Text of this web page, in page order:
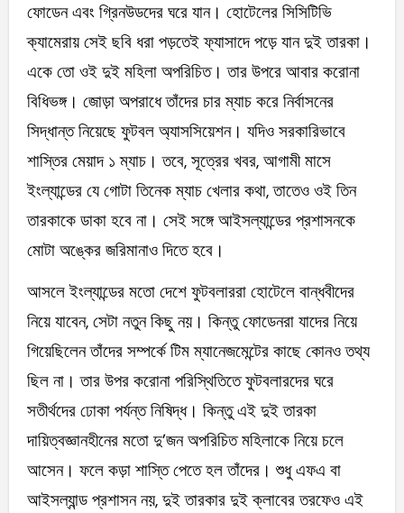
ফোডেন এবং গ্রিনউডদের ঘরে যান। হোটেলের সিসিটিভি
ক্যামেরায় সেই ছবি ধরা পড়তেই ফ্যাসাদে পড়ে যান দুই তারকা।
একে তো ওই দুই মহিলা অপরিচিত। তার উপরে আবার করোনা
বিধিভঙ্গ। জোড়া অপরাধে তাঁদের চার ম্যাচ করে নির্বাসনের
সিদ্ধান্ত নিয়েছে ফুটবল অ্যাসসিয়েশন। যদিও সরকারিভাবে
শাস্তির মেয়াদ ১ ম্যাচ। তবে, সূত্রের খবর, আগামী মাসে
ইংল্যান্ডের যে গোটা তিনেক ম্যাচ খেলার কথা, তাতেও ওই তিন
তারকাকে ডাকা হবে না। সেই সঙ্গে আইসল্যান্ডের প্রশাসনকে
মোটা অঙ্কের জরিমানাও দিতে হবে।
আসলে ইংল্যান্ডের মতো দেশে ফুটবলাররা হোটেলে বান্ধবীদের
নিয়ে যাবেন, সেটা নতুন কিছু নয়। কিন্তু ফোডেনরা যাদের নিয়ে
গিয়েছিলেন তাঁদের সম্পর্কে টিম ম্যানেজমেন্টের কাছে কোনও তথ্য
ছিল না। তার উপর করোনা পরিস্থিতিতে ফুটবলারদের ঘরে
সতীর্থদের ঢোকা পর্যন্ত নিষিদ্ধ। কিন্তু এই দুই তারকা
দায়িত্বজ্ঞানহীনের মতো দু’জন অপরিচিত মহিলাকে নিয়ে চলে
আসেন। ফলে কড়া শাস্তি পেতে হল তাঁদের। শুধু এফএ বা
আইসল্যান্ড প্রশাসন নয়, দুই তারকার দুই ক্লাবের তরফেও এই